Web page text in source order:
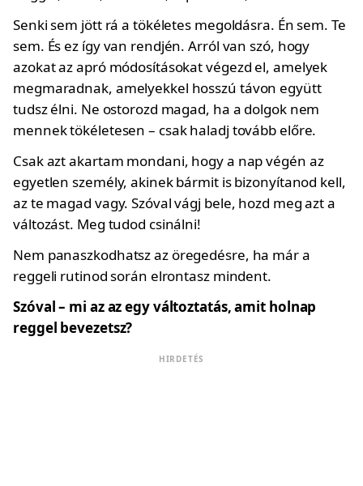
Senki sem jött rá a tökéletes megoldásra. Én sem. Te
sem. És ez így van rendjén. Arról van szó, hogy
azokat az apró módosításokat végezd el, amelyek
megmaradnak, amelyekkel hosszú távon együtt
tudsz élni. Ne ostorozd magad, ha a dolgok nem
mennek tökéletesen – csak haladj tovább előre.
Csak azt akartam mondani, hogy a nap végén az
egyetlen személy, akinek bármit is bizonyítanod kell,
az te magad vagy. Szóval vágj bele, hozd meg azt a
változást. Meg tudod csinálni!
Nem panaszkodhatsz az öregedésre, ha már a
reggeli rutinod során elrontasz mindent.
Szóval – mi az az egy változtatás, amit holnap
reggel bevezetsz?
HIRDETÉS